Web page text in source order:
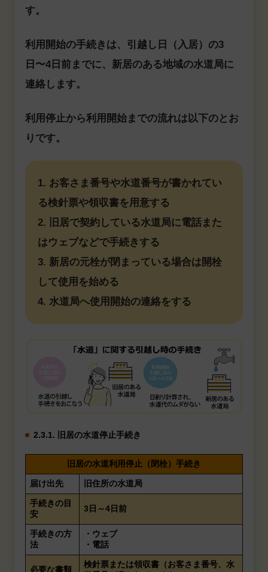
す。
利用開始の手続きは、引越し日（入居）の3
日〜4日前までに、新居のある地域の水道局に
連絡します。
利用停止から利用開始までの流れは以下のとお
りです。
1. お客さま番号や水道番号が書かれてい
る検針票や領収書を用意する
2. 旧居で契約している水道局に電話また
はウェブなどで手続きする
3. 新居の元栓が閉まっている場合は開栓
して使用を始める
4. 水道局へ使用開始の連絡をする
2.3.1. 旧居の水道停止手続き
旧居の水道利用停止（閉栓）手続き
届け出先 旧住所の水道局
手続きの目
安
3日～4日前
手続きの方
法
・ウェブ
・電話
必要な書類
検針票または領収書（お客さま番号、水